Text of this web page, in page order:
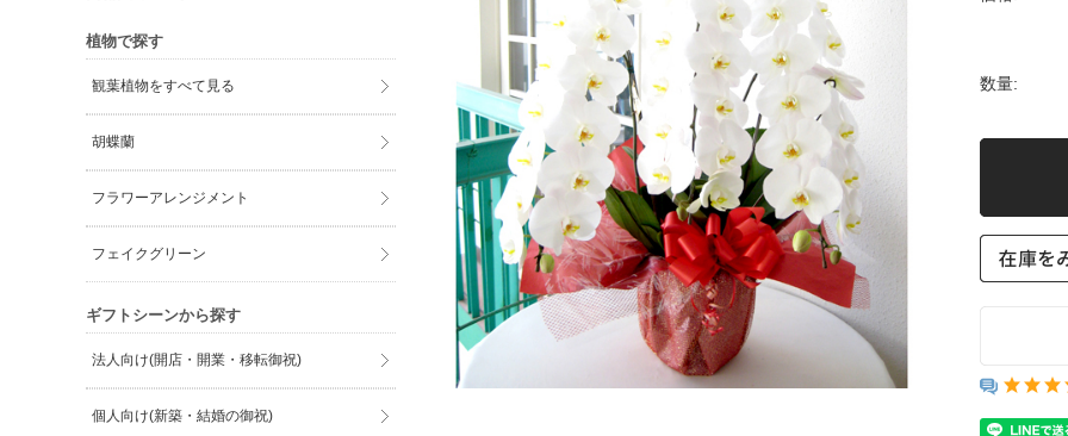
数量:
植物で探す
観葉植物をすべて見る
胡蝶蘭
フラワーアレンジメント
フェイクグリーン
ギフトシーンから探す
法人向け(開店・開業・移転御祝)
個人向け(新築・結婚の御祝)